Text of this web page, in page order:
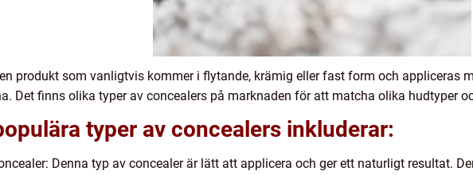
produkt som vanligtvis kommer i flytande, krämig eller fast form och appliceras
Det finns olika typer av concealers på marknaden för att matcha olika hudtyper
typer av concealers inkluderar:
Denna typ av concealer är lätt att applicera och ger ett naturligt resultat.